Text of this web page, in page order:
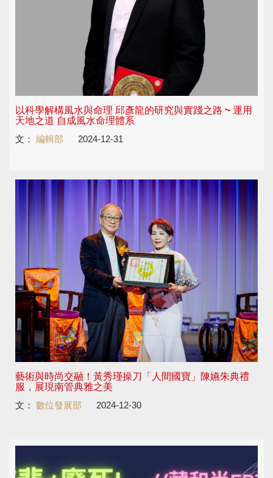
以科學解構風水與命理 邱彥龍的研究與實踐之路 ~ 運用
天地之道 自成風水命理體系
文： 編輯部 2024-12-31
藝術與時尚交融！黃秀瑾操刀「人間國寶」陳嬿朱典禮
服，展現南管典雅之美
文： 數位發展部 2024-12-30